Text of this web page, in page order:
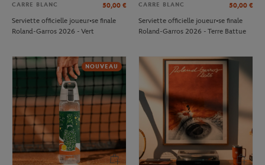
CARRE BLANC 50,00 €
Serviette officielle joueur•se finale
Roland-Garros 2026 - Vert
CARRE BLANC 50,00 €
Serviette officielle joueur•se finale
Roland-Garros 2026 - Terre Battue
NOUVEAU